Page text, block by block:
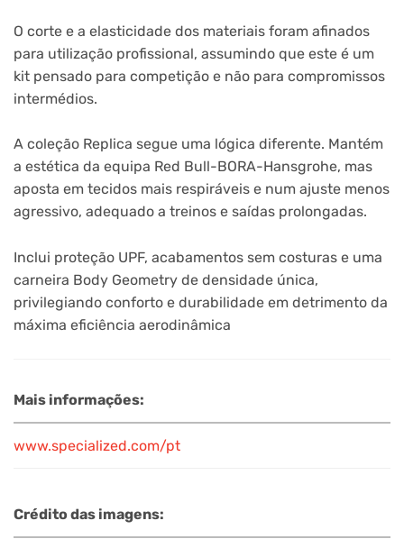
O corte e a elasticidade dos materiais foram afinados
para utilização profissional, assumindo que este é um
kit pensado para competição e não para compromissos
intermédios.
A coleção Replica segue uma lógica diferente. Mantém
a estética da equipa Red Bull-BORA-Hansgrohe, mas
aposta em tecidos mais respiráveis e num ajuste menos
agressivo, adequado a treinos e saídas prolongadas.
Inclui proteção UPF, acabamentos sem costuras e uma
carneira Body Geometry de densidade única,
privilegiando conforto e durabilidade em detrimento da
máxima eficiência aerodinâmica
Mais informações:
www.specialized.com/pt
Crédito das imagens: